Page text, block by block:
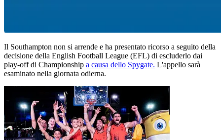
Il Southampton non si arrende e ha presentato ricorso a seguito della
decisione della English Football League (EFL) di escluderlo dai
play-off di Championship a causa dello Spygate. L'appello sarà
esaminato nella giornata odierna.